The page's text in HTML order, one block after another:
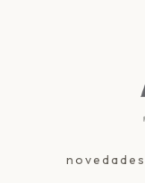
novedades